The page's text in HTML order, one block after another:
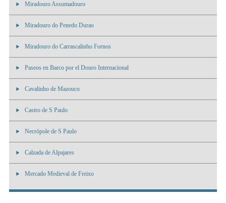
Miradouro Assumadouro
Miradouro do Penedo Durao
Miradouro do Carrascalinho Fornos
Paseos en Barco por el Douro Internacional
Cavalinho de Mazouco
Castro de S Paulo
Necrópole de S Paulo
Calzada de Alpajares
Mercado Medieval de Freixo